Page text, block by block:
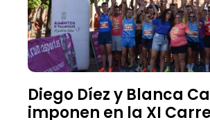
Diego Díez y Blanca
imponen en la XI